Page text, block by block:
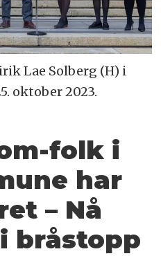
Lae Solberg (H) i
oktober 2023.
folk i
har
– Nå
bråstopp